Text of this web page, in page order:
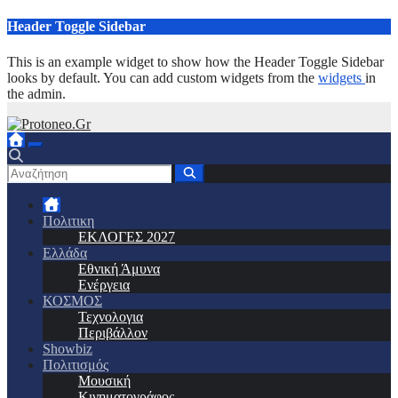
Μετάβαση
περιεχόμενο
Header Toggle Sidebar
This is an example widget to show how the Header Toggle Sidebar
looks by default. You can add custom widgets from the widgets in
the admin.
Πολιτικη
ΕΚΛΟΓΕΣ 2027
Ελλάδα
Εθνική Άμυνα
Ενέργεια
ΚΟΣΜΟΣ
Τεχνολογια
Περιβάλλον
Showbiz
Πολιτισμός
Μουσική